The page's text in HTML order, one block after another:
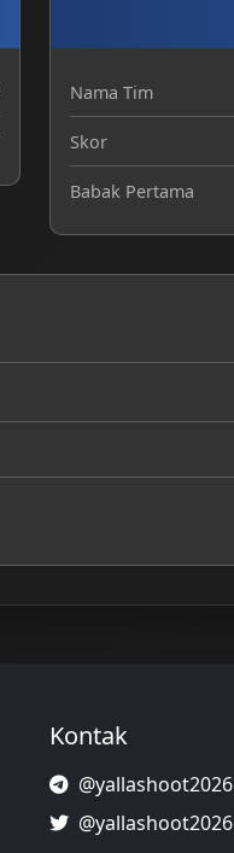
Nama Tim
Skor
Babak Pertama
Kontak
@yallashoot2026
@yallashoot2026